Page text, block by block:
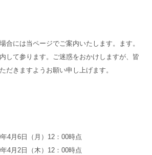
合には当ページでご案内いたします。ます。
して参ります。ご迷惑をおかけしますが、皆
だきますようお願い申し上げます。
4月6日（月）12：00時点
4月2日（木）12：00時点